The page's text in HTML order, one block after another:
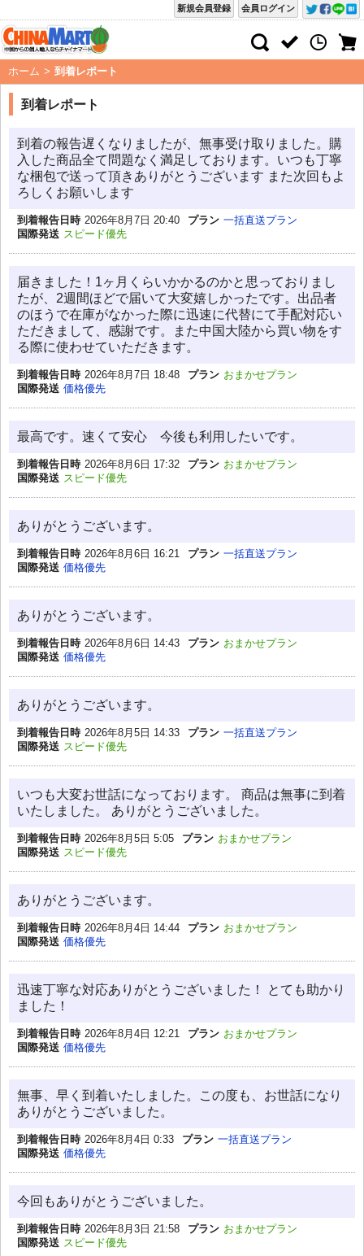
会員ログイン
新規会員登録
ホーム > 到着レポート
到着レポート
到着の報告遅くなりましたが、無事受け取りました。購
入した商品全て問題なく満足しております。いつも丁寧
な梱包で送って頂きありがとうございます また次回もよ
ろしくお願いします
到着報告日時 2026年8月7日 20:40 プラン 一括直送プラン
国際発送 スピード優先
届きました！1ヶ月くらいかかるのかと思っておりまし
たが、2週間ほどで届いて大変嬉しかったです。出品者
のほうで在庫がなかった際に迅速に代替にて手配対応い
ただきまして、感謝です。また中国大陸から買い物をす
る際に使わせていただきます。
到着報告日時 2026年8月7日 18:48 プラン おまかせプラン
国際発送 価格優先
最高です。速くて安心 今後も利用したいです。
到着報告日時 2026年8月6日 17:32 プラン おまかせプラン
国際発送 スピード優先
ありがとうございます。
到着報告日時 2026年8月6日 16:21 プラン 一括直送プラン
国際発送 価格優先
ありがとうございます。
到着報告日時 2026年8月6日 14:43 プラン おまかせプラン
国際発送 価格優先
ありがとうございます。
到着報告日時 2026年8月5日 14:33 プラン 一括直送プラン
国際発送 スピード優先
いつも大変お世話になっております。 商品は無事に到着
いたしました。 ありがとうございました。
到着報告日時 2026年8月5日 5:05 プラン おまかせプラン
国際発送 スピード優先
ありがとうございます。
到着報告日時 2026年8月4日 14:44 プラン おまかせプラン
国際発送 価格優先
迅速丁寧な対応ありがとうございました！ とても助かり
ました！
到着報告日時 2026年8月4日 12:21 プラン おまかせプラン
国際発送 価格優先
無事、早く到着いたしました。この度も、お世話になり
ありがとうございました。
到着報告日時 2026年8月4日 0:33 プラン 一括直送プラン
国際発送 価格優先
今回もありがとうございました。
到着報告日時 2026年8月3日 21:58 プラン おまかせプラン
国際発送 スピード優先